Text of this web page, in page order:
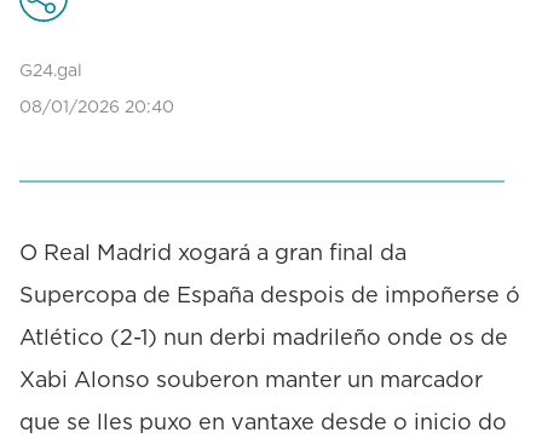
G24.gal
08/01/2026 20:40
O Real Madrid xogará a gran final da
Supercopa de España despois de impoñerse ó
Atlético (2-1) nun derbi madrileño onde os de
Xabi Alonso souberon manter un marcador
que se lles puxo en vantaxe desde o inicio do